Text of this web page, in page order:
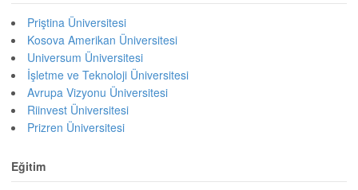
Priştina Üniversitesi
Kosova Amerikan Üniversitesi
Universum Üniversitesi
İşletme ve Teknoloji Üniversitesi
Avrupa Vizyonu Üniversitesi
Riinvest Üniversitesi
Prizren Üniversitesi
Eğitim